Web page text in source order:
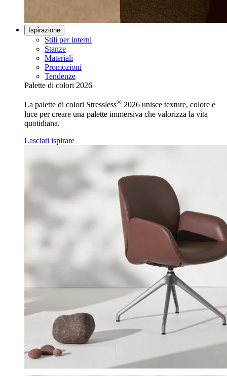
Ispirazione
Stili per interni
Stanze
Materiali
Promozioni
Tendenze
Palette di colori 2026
La palette di colori Stressless® 2026 unisce texture, colore e
luce per creare una palette immersiva che valorizza la vita
quotidiana.
Lasciati ispirare